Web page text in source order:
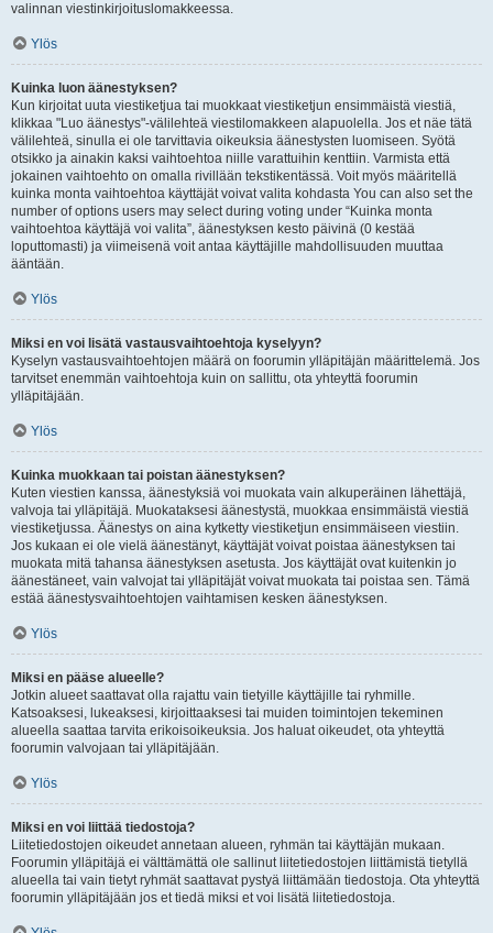
valinnan viestinkirjoituslomakkeessa.
Ylös
Kuinka luon äänestyksen?
Kun kirjoitat uuta viestiketjua tai muokkaat viestiketjun ensimmäistä viestiä,
klikkaa "Luo äänestys"-välilehteä viestilomakkeen alapuolella. Jos et näe tätä
välilehteä, sinulla ei ole tarvittavia oikeuksia äänestysten luomiseen. Syötä
otsikko ja ainakin kaksi vaihtoehtoa niille varattuihin kenttiin. Varmista että
jokainen vaihtoehto on omalla rivillään tekstikentässä. Voit myös määritellä
kuinka monta vaihtoehtoa käyttäjät voivat valita kohdasta You can also set the
number of options users may select during voting under “Kuinka monta
vaihtoehtoa käyttäjä voi valita”, äänestyksen kesto päivinä (0 kestää
loputtomasti) ja viimeisenä voit antaa käyttäjille mahdollisuuden muuttaa
ääntään.
Ylös
Miksi en voi lisätä vastausvaihtoehtoja kyselyyn?
Kyselyn vastausvaihtoehtojen määrä on foorumin ylläpitäjän määrittelemä. Jos
tarvitset enemmän vaihtoehtoja kuin on sallittu, ota yhteyttä foorumin
ylläpitäjään.
Ylös
Kuinka muokkaan tai poistan äänestyksen?
Kuten viestien kanssa, äänestyksiä voi muokata vain alkuperäinen lähettäjä,
valvoja tai ylläpitäjä. Muokataksesi äänestystä, muokkaa ensimmäistä viestiä
viestiketjussa. Äänestys on aina kytketty viestiketjun ensimmäiseen viestiin.
Jos kukaan ei ole vielä äänestänyt, käyttäjät voivat poistaa äänestyksen tai
muokata mitä tahansa äänestyksen asetusta. Jos käyttäjät ovat kuitenkin jo
äänestäneet, vain valvojat tai ylläpitäjät voivat muokata tai poistaa sen. Tämä
estää äänestysvaihtoehtojen vaihtamisen kesken äänestyksen.
Ylös
Miksi en pääse alueelle?
Jotkin alueet saattavat olla rajattu vain tietyille käyttäjille tai ryhmille.
Katsoaksesi, lukeaksesi, kirjoittaaksesi tai muiden toimintojen tekeminen
alueella saattaa tarvita erikoisoikeuksia. Jos haluat oikeudet, ota yhteyttä
foorumin valvojaan tai ylläpitäjään.
Ylös
Miksi en voi liittää tiedostoja?
Liitetiedostojen oikeudet annetaan alueen, ryhmän tai käyttäjän mukaan.
Foorumin ylläpitäjä ei välttämättä ole sallinut liitetiedostojen liittämistä tietyllä
alueella tai vain tietyt ryhmät saattavat pystyä liittämään tiedostoja. Ota yhteyttä
foorumin ylläpitäjään jos et tiedä miksi et voi lisätä liitetiedostoja.